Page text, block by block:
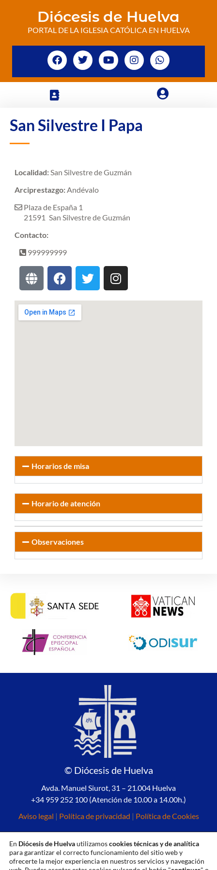
Diócesis de Huelva
PORTAL DE LA IGLESIA CATÓLICA EN HUELVA
San Silvestre I Papa
Localidad:San Silvestre de Guzmán
Arciprestazgo:Andévalo
Plaza de España 1
21591 San Silvestre de Guzmán
Contacto:
999999999
Horarios de misa
Horario de atención
Observaciones
© Diócesis de Huelva
Avda. Manuel Siurot, 31 – 21.004 Huelva
+34 959 252 100 (Atención de 10.00 a 14.00h.)
Aviso legal | Política de privacidad | Política de Cookies
En Diócesis de Huelvautilizamoscookies técnicas y de analítica
para garantizar el correcto funcionamiento del sitio web y
ofrecerte la mejor experiencia en nuestros servicios y navegación